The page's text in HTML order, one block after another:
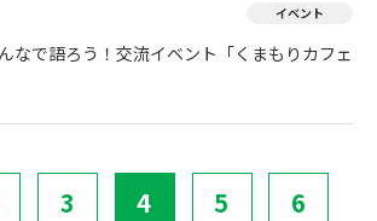
イベント
なで語ろう！交流イベント「くまもりカフェ
3 4 5 6